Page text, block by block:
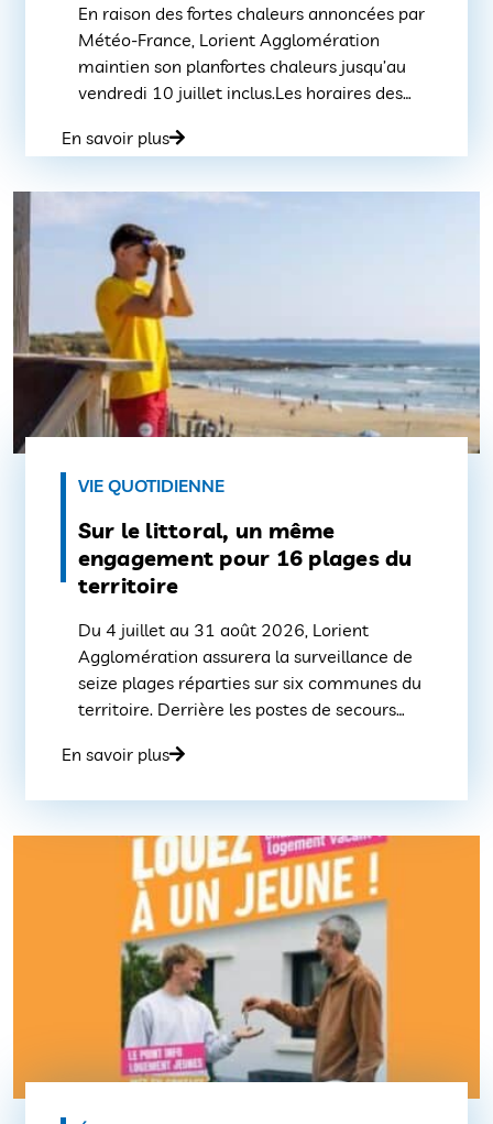
En raison des fortes chaleurs annoncées par
Météo-France, Lorient Agglomération
maintien son planfortes chaleurs jusqu’au
vendredi 10 juillet inclus.Les horaires des
porte sont adaptés. Afin de garantirle bon
invités à sortir leur bac la veille au soir et à
lelaisser à disposition […]
En savoir plus
VIE QUOTIDIENNE
Sur le littoral, un même
engagement pour 16 plages du
territoire
Du 4 juillet au 31 août 2026, Lorient
Agglomération assurera la surveillance de
seize plages réparties sur six communes du
territoire. Derrière les postes de secours
organisation coordonnée qui mobilise des
surveillance des zones de baignade. Pendant
En savoir plus